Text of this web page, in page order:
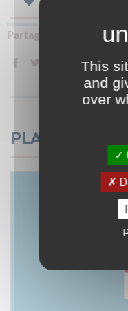
Partager sur :
Plaquette
This
and
over